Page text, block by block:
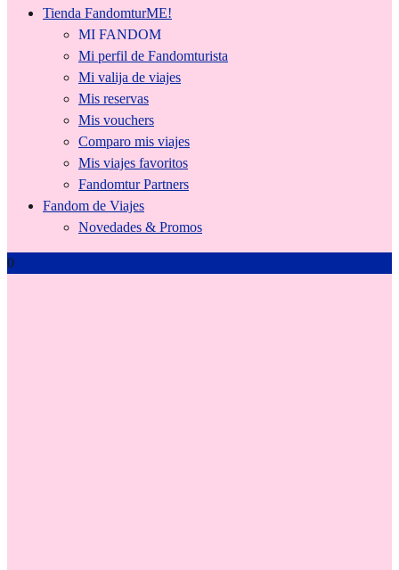
Tienda FandomturME!
MI FANDOM
Mi perfil de Fandomturista
Mi valija de viajes
Mis reservas
Mis vouchers
Comparo mis viajes
Mis viajes favoritos
Fandomtur Partners
Fandom de Viajes
Novedades & Promos
0